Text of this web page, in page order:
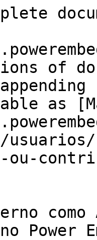
of
as
ou-
Power